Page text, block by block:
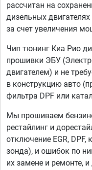
рассчитан на
дизельных
за счет увеличения
Чип тюнинг Киа Рио
прошивки ЭБУ
двигателем) и не
в конструкцию авто
фильтра DPF или
Мы прошиваем
рестайлинг и
отключение EGR,
зонда), и ошибок по
их замене и ремонте,